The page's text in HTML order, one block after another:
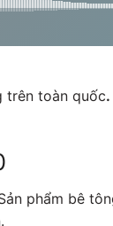
trên toàn quốc.
phẩm bê